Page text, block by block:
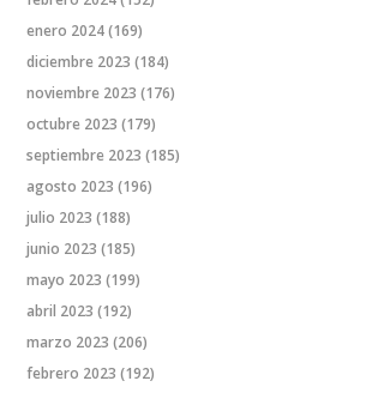
enero 2024(169)
diciembre 2023 (184)
noviembre 2023 (176)
octubre 2023 (179)
septiembre 2023 (185)
agosto 2023 (196)
julio 2023 (188)
junio 2023 (185)
mayo 2023 (199)
abril 2023 (192)
marzo 2023 (206)
febrero 2023 (192)